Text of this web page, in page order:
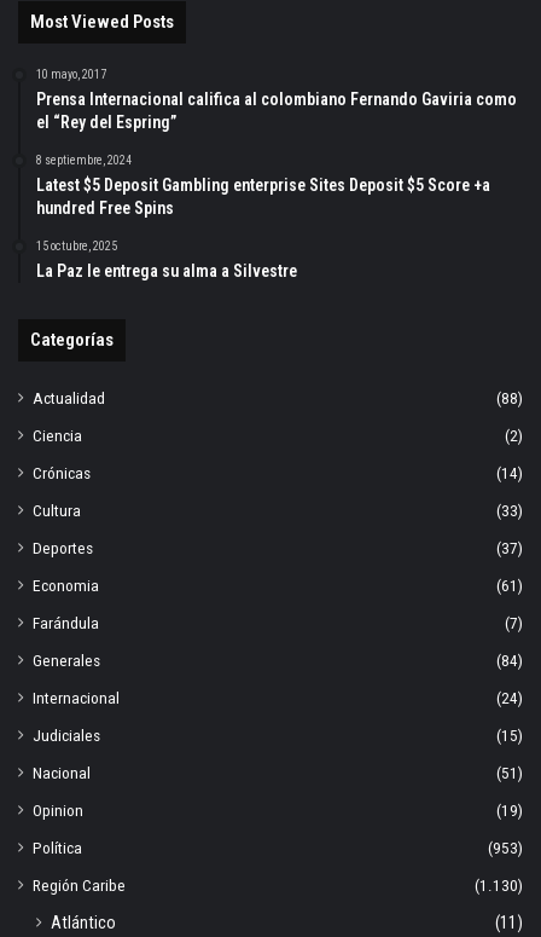
Most Viewed Posts
10 mayo, 2017
Prensa Internacional califica al colombiano Fernando Gaviria como
el “Rey del Espring”
8 septiembre, 2024
Latest $5 Deposit Gambling enterprise Sites Deposit $5 Score +a
hundred Free Spins
15 octubre, 2025
La Paz le entrega su alma a Silvestre
Categorías
Actualidad
(88)
Ciencia
(2)
Crónicas
(14)
Cultura
(33)
Deportes
(37)
Economia
(61)
Farándula
(7)
Generales
(84)
Internacional
(24)
Judiciales
(15)
Nacional
(51)
Opinion
(19)
Política
(953)
Región Caribe
(1.130)
Atlántico
(11)